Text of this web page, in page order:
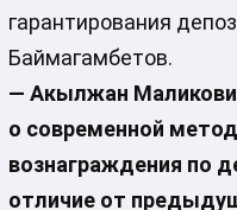
гарантирования
Баймагамбетов.
— Акылжан
о современной
вознаграждения по
отличие от